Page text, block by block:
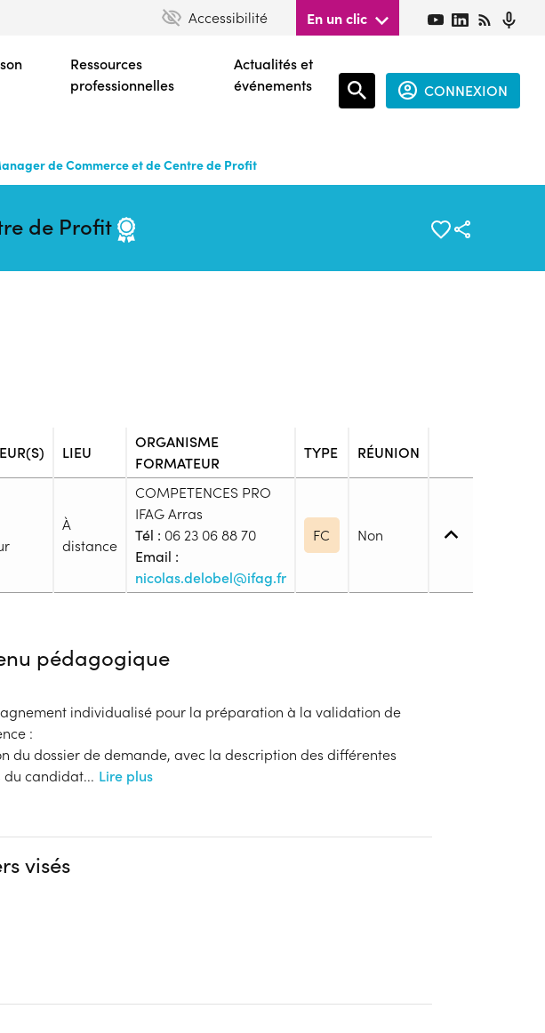
Accessibilité En un clic
Ressources
professionnelles
Actualités et
événements
CONNEXION
de Commerce et de Centre de Profit
de Profit
LIEU
ORGANISME
FORMATEUR
TYPE RÉUNION
À
distance
COMPETENCES PRO
IFAG Arras
Tél : 06 23 06 88 70
Email :
nicolas.delobel@ifag.fr
FC Non
:
d'emploi, Tout public
d'informations
d'information
pédagogique
individualisé pour la préparation à la validation de
:
du dossier de demande, avec la description des différentes
du candidat... Lire plus
visés